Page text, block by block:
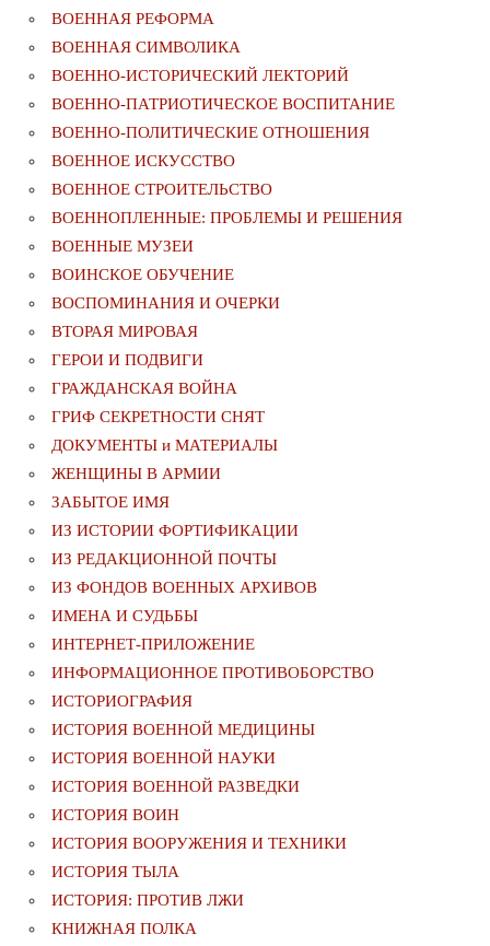
ВОЕННАЯ РЕФОРМА
ВОЕННАЯ СИМВОЛИКА
ВОЕННО-ИСТОРИЧЕСКИЙ ЛЕКТОРИЙ
ВОЕННО-ПАТРИОТИЧЕСКОЕ ВОСПИТАНИЕ
ВОЕННО-ПОЛИТИЧЕСКИE ОТНОШЕНИЯ
ВОЕННОЕ ИСКУССТВО
ВОЕННОЕ СТРОИТЕЛЬСТВО
ВОЕННОПЛЕННЫЕ: ПРОБЛЕМЫ И РЕШЕНИЯ
ВОЕННЫЕ МУЗЕИ
ВОИНСКОЕ ОБУЧЕНИЕ
ВОСПОМИНАНИЯ И ОЧЕРКИ
ВТОРАЯ МИРОВАЯ
ГЕРОИ И ПОДВИГИ
ГРАЖДАНСКАЯ ВОЙНА
ГРИФ СЕКРЕТНОСТИ СНЯТ
ДОКУМЕНТЫ и МАТЕРИАЛЫ
ЖЕНЩИНЫ В АРМИИ
ЗАБЫТОЕ ИМЯ
ИЗ ИСТОРИИ ФОРТИФИКАЦИИ
ИЗ РЕДАКЦИОННОЙ ПОЧТЫ
ИЗ ФОНДОВ ВОЕННЫХ АРХИВОВ
ИМЕНА И СУДЬБЫ
ИНТЕРНЕТ-ПРИЛОЖЕНИЕ
ИНФОРМАЦИОННОЕ ПРОТИВОБОРСТВО
ИСТОРИОГРАФИЯ
ИСТОРИЯ ВОЕННОЙ МЕДИЦИНЫ
ИСТОРИЯ ВОЕННОЙ НАУКИ
ИСТОРИЯ ВОЕННОЙ РАЗВЕДКИ
ИСТОРИЯ ВОИН
ИСТОРИЯ ВООРУЖЕНИЯ И ТЕХНИКИ
ИСТОРИЯ ТЫЛА
ИСТОРИЯ: ПРОТИВ ЛЖИ
КНИЖНАЯ ПОЛКА